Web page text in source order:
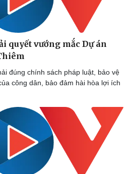
Vũ khí
Việt Nam
quyết vướng mắc Dự án
đúng chính sách pháp luật, bảo vệ
công dân, bảo đảm hài hòa lợi ích